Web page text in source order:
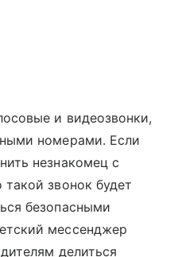
и видеозвонки,
номерами. Если
незнакомец с
звонок будет
безопасными
мессенджер
делиться